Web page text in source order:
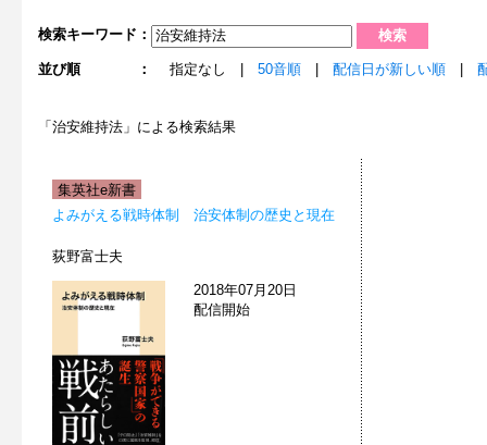
検索キーワード：
並び順 ： 指定なし | 50音順 配信日が新しい順
「治安維持法」による検索結果
集英社e新書
よみがえる戦時体制 治安体制の歴史と現在
荻野富士夫
2018年07月20日
配信開始